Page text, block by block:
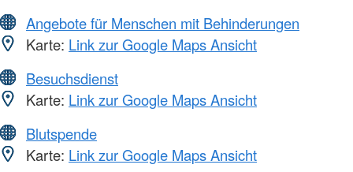
Angebote für Menschen mit Behinderungen
Karte: Link zur Google Maps Ansicht
Besuchsdienst
Karte: Link zur Google Maps Ansicht
Blutspende
Karte: Link zur Google Maps Ansicht